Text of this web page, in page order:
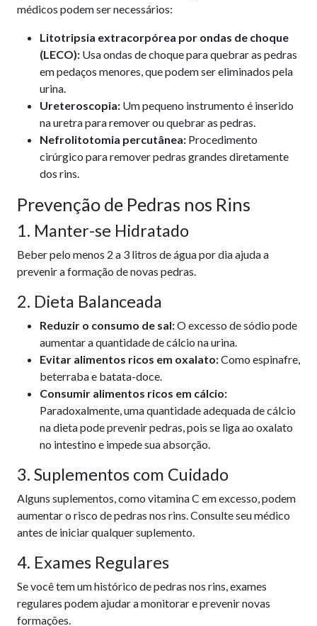
médicos podem ser necessários:
Litotripsia extracorpórea por ondas de choque
(LECO): Usa ondas de choque para quebrar as pedras
em pedaços menores, que podem ser eliminados pela
urina.
Ureteroscopia: Um pequeno instrumento é inserido
na uretra para remover ou quebrar as pedras.
Nefrolitotomia percutânea: Procedimento
cirúrgico para remover pedras grandes diretamente
dos rins.
Prevenção de Pedras nos Rins
1. Manter-se Hidratado
Beber pelo menos 2 a 3 litros de água por dia ajuda a
prevenir a formação de novas pedras.
2. Dieta Balanceada
Reduzir o consumo de sal:O excesso de sódio pode
aumentar a quantidade de cálcio na urina.
Evitar alimentos ricos em oxalato:Como espinafre,
beterraba e batata-doce.
Consumir alimentos ricos em cálcio:
Paradoxalmente, uma quantidade adequada de cálcio
na dieta pode prevenir pedras, pois se liga ao oxalato
no intestino e impede sua absorção.
3. Suplementos com Cuidado
Alguns suplementos, como vitamina C em excesso, podem
aumentar o risco de pedras nos rins. Consulte seu médico
antes de iniciar qualquer suplemento.
4. Exames Regulares
Se você tem um histórico de pedras nos rins, exames
regulares podem ajudar a monitorar e prevenir novas
formações.